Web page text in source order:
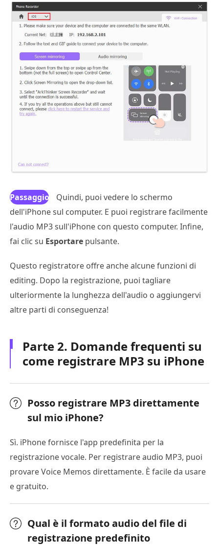
Passaggio
3
Quindi, puoi vedere lo schermo
dell'iPhone sul computer. E puoi registrare facilmente
l'audio MP3 sull'iPhone con questo computer. Infine,
fai clic su Esportare pulsante.
Questo registratore offre anche alcune funzioni di
editing. Dopo la registrazione, puoi tagliare
ulteriormente la lunghezza dell'audio o aggiungervi
altre parti di conseguenza!
Parte 2. Domande frequenti su
come registrare MP3 su iPhone
Posso registrare MP3 direttamente
sul mio iPhone?
Sì. iPhone fornisce l'app predefinita per la
registrazione vocale. Per registrare audio MP3, puoi
provare Voice Memos direttamente. È facile da usare
e gratuito.
Qual è il formato audio del file di
registrazione predefinito